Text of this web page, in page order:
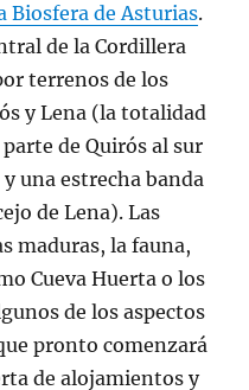
Biosfera de Asturias.
de la Cordillera
terrenos de los
y Lena (la totalidad
de Quirós al sur
una estrecha banda
de Lena). Las
maduras, la fauna,
Cueva Huerta o los
de los aspectos
pronto comenzará
de alojamientos y